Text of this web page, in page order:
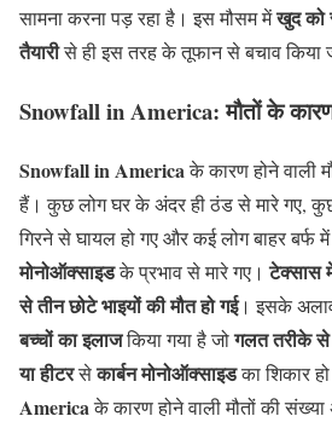
सामना करना पड़ रहा है। इस मौसम मेंखुद को
तैयारीसे ही इस तरह के तूफान से बचाव किया
Snowfall in America: मौतों के
Snowfall in Americaके कारण होने वाली
हैं। कुछ लोग घर के अंदर ही ठंड से मारे गए, कुछ
गिरने से घायल हो गए और कई लोग बाहर बर्फ
मोनोऑक्साइडके प्रभाव से मारे गए।टेक्सास
से तीन छोटे भाइयों की मौत हो गई। इसके
बच्चों का इलाजकिया गया है जोगलत तरीके से
या हीटरसेकार्बन मोनोऑक्साइडका शिकार
Americaके कारण होने वाली मौतों की